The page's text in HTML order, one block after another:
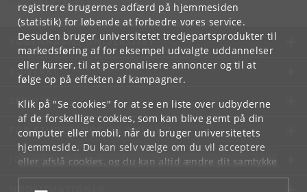
registrere brugernes adfærd på hjemmesiden
(statistik) for løbende at forbedre vores service.
Desuden bruger universitetet tredjepartsprodukter til
markedsføring af for eksempel udvalgte uddannelser
eller kurser, til at personalisere annoncer og til at
følge op på effekten af kampagner.
Klik på "Se cookies" for at se en liste over udbyderne
af de forskellige cookies, som kan blive gemt på din
computer eller mobil, når du bruger universitetets
hjemmeside. Du kan selv vælge om du vil acceptere
eller afslå cookies, og du kan altid ændre dit samtykke
underCookie- og privatlivspolitiksom du finder i
KØBENHAVNS UNIVERSITET
KONTAKT
SERVICES
FOR STUDERENDE OG ANSATTE
JOB OG KARRIERE
NØDSITUATIONER